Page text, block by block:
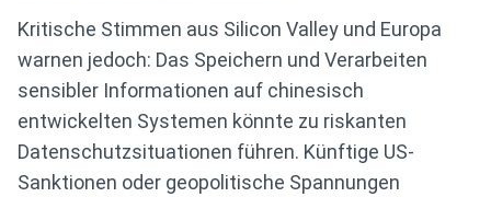
Kritische Stimmen aus Silicon Valley und Europa
warnen jedoch: Das Speichern und Verarbeiten
sensibler Informationen auf chinesisch
entwickelten Systemen könnte zu riskanten
Datenschutzsituationen führen. Künftige US-
Sanktionen oder geopolitische Spannungen